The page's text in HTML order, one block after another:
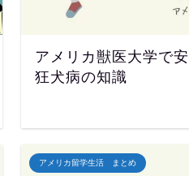
アメリカ獣医大学で
狂犬病の知識
アメリカ留学生活 まとめ